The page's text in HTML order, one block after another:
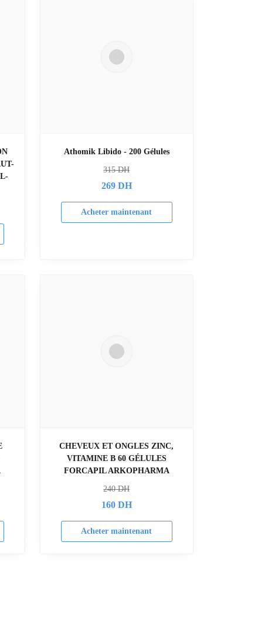
Athomik Libido - 200 Gélules
315DH
269DH
Acheter maintenant
CHEVEUX ET ONGLES ZINC,
VITAMINE B 60 GÉLULES
FORCAPIL ARKOPHARMA
240DH
160DH
Acheter maintenant